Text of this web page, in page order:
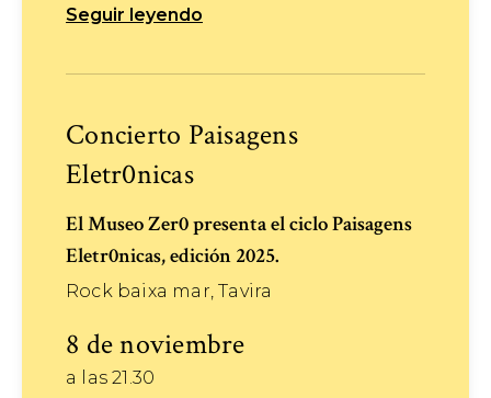
Seguir leyendo
Concierto Paisagens
Eletr0nicas
El Museo Zer0 presenta el ciclo Paisagens
Eletr0nicas, edición 2025.
Rock baixa mar, Tavira
8 de noviembre
a las 21.30